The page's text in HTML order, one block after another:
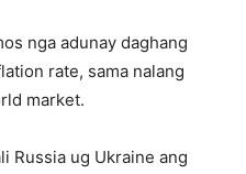
nga adunay daghang
rate, sama nalang
market.
Russia ug Ukraine ang